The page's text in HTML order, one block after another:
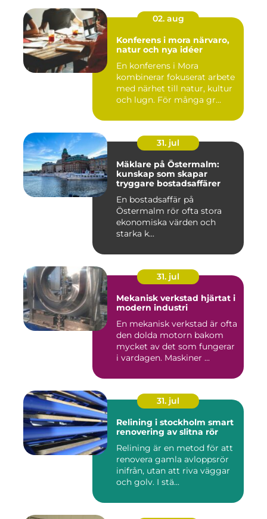
02. aug
Konferens i mora närvaro,
natur och nya idéer
En konferens i Mora
kombinerar fokuserat arbete
med närhet till natur, kultur
och lugn. För många gr...
31. jul
Mäklare på Östermalm:
kunskap som skapar
tryggare bostadsaffärer
En bostadsaffär på
Östermalm rör ofta stora
ekonomiska värden och
starka k...
31. jul
Mekanisk verkstad hjärtat i
modern industri
En mekanisk verkstad är ofta
den dolda motorn bakom
mycket av det som fungerar
i vardagen. Maskiner ...
31. jul
Relining i stockholm smart
renovering av slitna rör
Relining är en metod för att
renovera gamla avloppsrör
inifrån, utan att riva väggar
och golv. I stä...